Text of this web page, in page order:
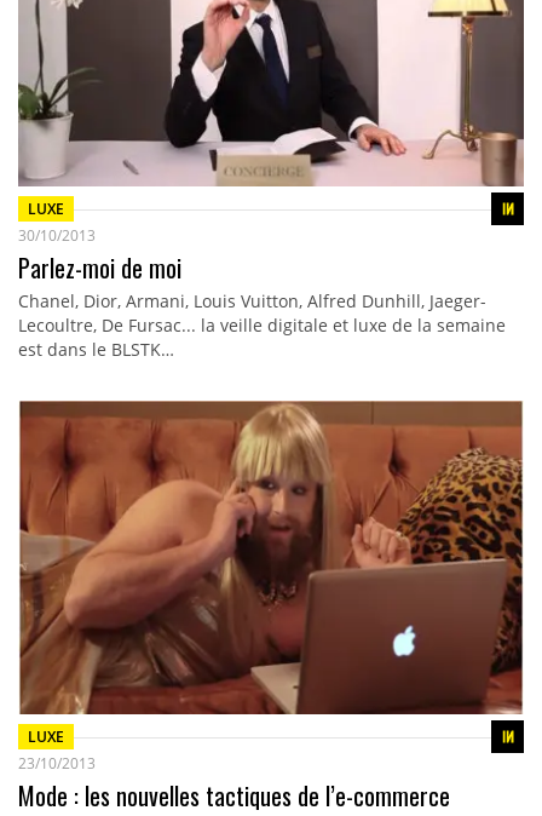
LUXE
30/10/2013
Parlez-moi de moi
Chanel, Dior, Armani, Louis Vuitton, Alfred Dunhill, Jaeger-
Lecoultre, De Fursac... la veille digitale et luxe de la semaine
est dans le BLSTK…
LUXE
23/10/2013
Mode : les nouvelles tactiques de l’e-commerce